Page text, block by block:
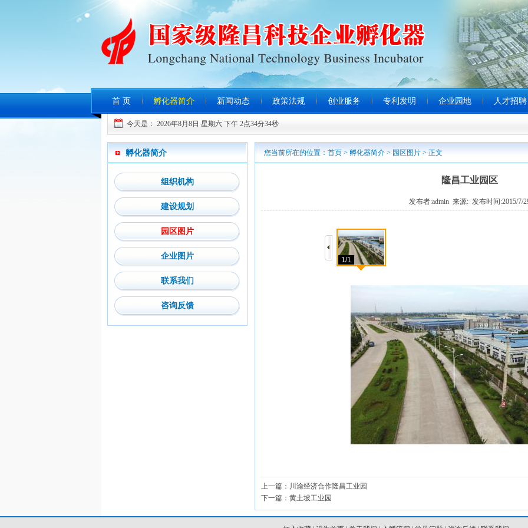
首 页 孵化器简介 新闻动态 政策法规 创业服务 专利发明 企业园地 人才招聘
今天是： 2026年8月8日 星期六 下午 2点34分34秒
孵化器简介
组织机构
建设规划
园区图片
企业图片
联系我们
咨询反馈
您当前所在的位置： 首页 > 孵化器简介 > 园区图片 > 正文
隆昌工业园区
发布者:admin 来源: 发布时间:2015/7/
1/1
上一篇： 川渝经济合作隆昌工业园
下一篇： 黄土坡工业园